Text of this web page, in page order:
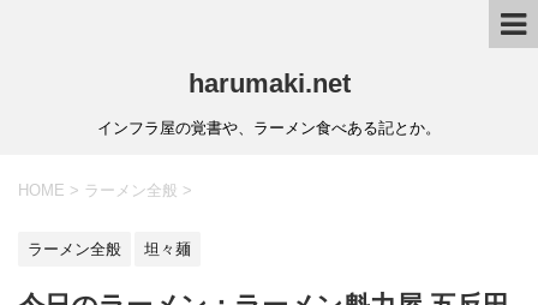
harumaki.net
インフラ屋の覚書や、ラーメン食べある記とか。
HOME > ラーメン全般 >
ラーメン全般 坦々麺